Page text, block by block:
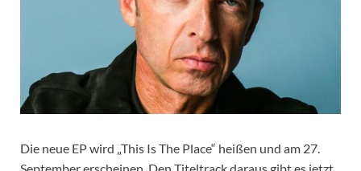
Die neue EP wird „This Is The Place“ heißen und am 27.
September erscheinen. Den Titeltrack daraus gibt es jetzt